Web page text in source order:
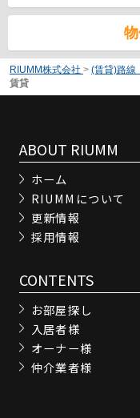
RIUMM株式会社 > (賃貸)路線
賃貸
ABOUT RIUMM
ホーム
RIUMMについて
更新情報
採用情報
CONTENTS
お部屋探し
入居者様
オーナー様
仲介業者様